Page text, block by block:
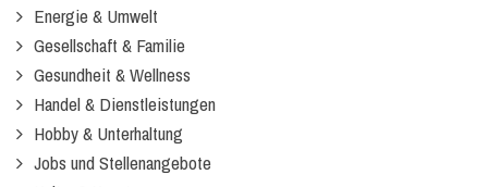
Energie & Umwelt
Gesellschaft & Familie
Gesundheit & Wellness
Handel & Dienstleistungen
Hobby & Unterhaltung
Jobs und Stellenangebote